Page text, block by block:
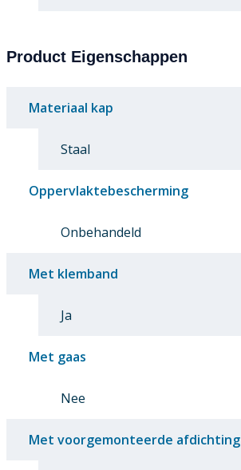
Product Eigenschappen
Materiaal kap
Staal
Oppervlaktebescherming
Onbehandeld
Met klemband
Ja
Met gaas
Nee
Met voorgemonteerde afdichting